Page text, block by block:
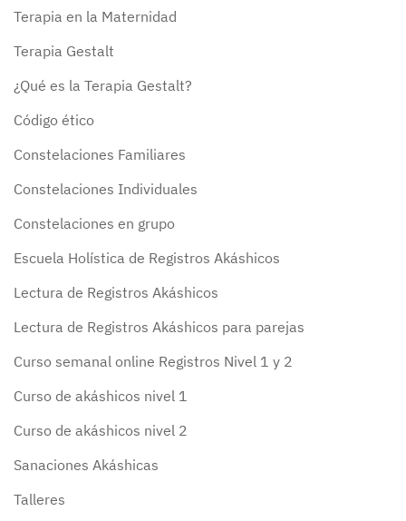
Terapia en la Maternidad
Terapia Gestalt
¿Qué es la Terapia Gestalt?
Código ético
Constelaciones Familiares
Constelaciones Individuales
Constelaciones en grupo
Escuela Holística de Registros Akáshicos
Lectura de Registros Akáshicos
Lectura de Registros Akáshicos para parejas
Curso semanal online Registros Nivel 1 y 2
Curso de akáshicos nivel 1
Curso de akáshicos nivel 2
Sanaciones Akáshicas
Talleres